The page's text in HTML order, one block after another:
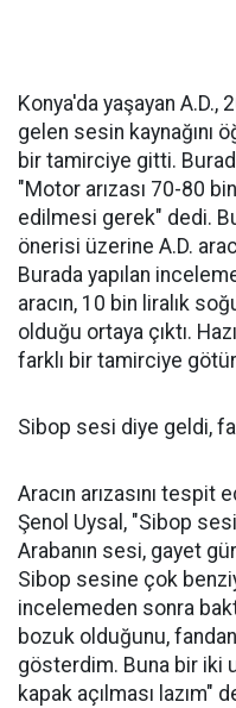
Konya'da yaşayan
gelen sesin kaynağını
bir tamirciye gitti.
"Motor arızası 70-80
edilmesi gerek" dedi.
önerisi üzerine A.D.
Burada yapılan
aracın, 10 bin liralık
olduğu ortaya çıktı.
farklı bir tamirciye
Sibop sesi diye geldi,
Aracın arızasını tespit
Şenol Uysal, "Sibop
Arabanın sesi, gayet
Sibop sesine çok
incelemeden sonra
bozuk olduğunu,
gösterdim. Buna bir iki
kapak açılması lazım"